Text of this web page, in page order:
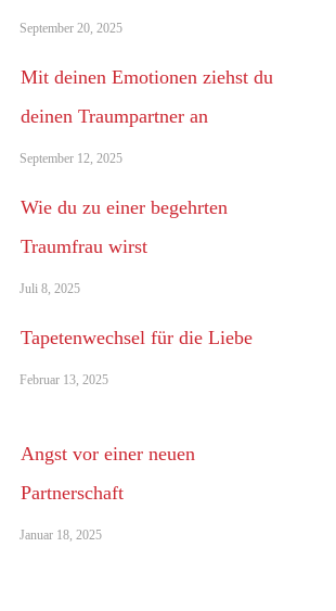
September 20, 2025
Mit deinen Emotionen ziehst du
deinen Traumpartner an
September 12, 2025
Wie du zu einer begehrten
Traumfrau wirst
Juli 8, 2025
Tapetenwechsel für die Liebe
Februar 13, 2025
Angst vor einer neuen
Partnerschaft
Januar 18, 2025